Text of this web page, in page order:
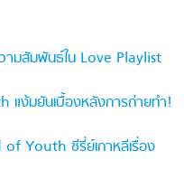
ามสัมพันธ์ใน Love Playlist
ง้มยันเบื้องหลังการถ่ายทำ!
of Youth ซีรี่ย์เกาหลีเรื่อง